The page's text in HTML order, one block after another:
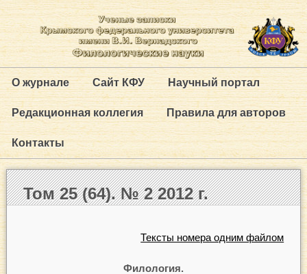
О журнале Сайт КФУ Научный портал
Редакционная коллегия Правила для авторов
Контакты
Том 25 (64). № 2 2012 г.
Тексты номера одним файлом
Филология.